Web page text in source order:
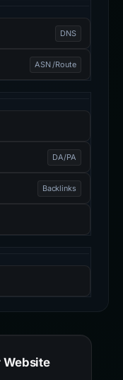
DNS
ASN /Route
DA/PA
Backlinks
Website